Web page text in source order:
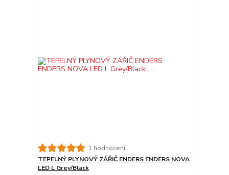
1 hodnocení
TEPELNÝ PLYNOVÝ ZÁŘIČ ENDERS ENDERS NOVA
LED L Grey/Black